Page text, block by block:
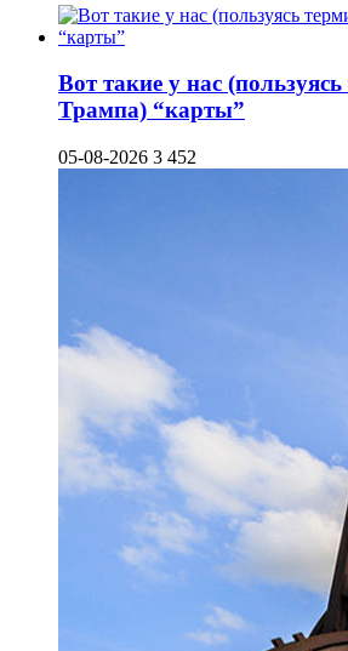
Вот такие у нас
Трампа) “карты”
05-08-2026 3 452